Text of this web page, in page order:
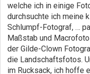
welche ich in einige
durchsuchte ich meine
Schlumpf-Fotograf, …
Maßstab und
der Gilde-Clown
die Landschaftsfotos.
im Rucksack, ich hoffe